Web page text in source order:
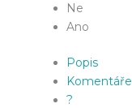
Ne
Ano
Popis
Komentáře
?